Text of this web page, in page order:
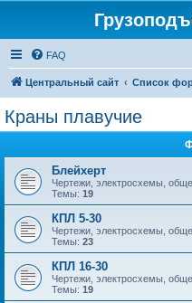
FAQ
Центральный сайт Список
Краны плавучие
Блейхерт
Чертежи, электросхемы,
Темы: 19
КПЛ 5-30
Чертежи, электросхемы,
Темы: 23
КПЛ 16-30
Чертежи, электросхемы,
Темы: 19